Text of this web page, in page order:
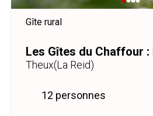
du Chaffour : la Forêt
Reid)